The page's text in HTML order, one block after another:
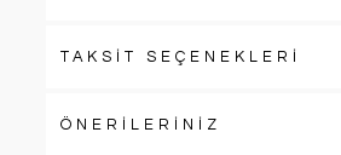
TAKSİT SEÇENEKLERİ
ÖNERİLERİNİZ